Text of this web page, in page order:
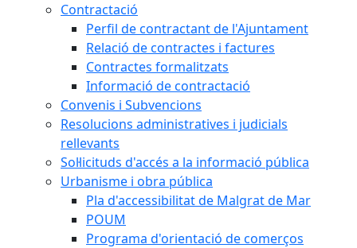
Contractació
Perfil de contractant de l'Ajuntament
Relació de contractes i factures
Contractes formalitzats
Informació de contractació
Convenis i Subvencions
Resolucions administratives i judicials
rellevants
Sol·licituds d'accés a la informació pública
Urbanisme i obra pública
Pla d'accessibilitat de Malgrat de Mar
POUM
Programa d'orientació de comerços